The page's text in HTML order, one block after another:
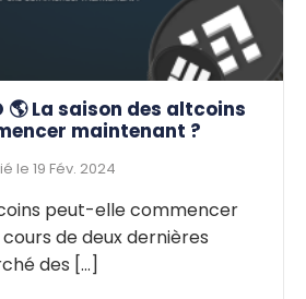
🌎 La saison des altcoins
maintenant ?
le 19 Fév. 2024
peut-elle commencer
de deux dernières
des [...]